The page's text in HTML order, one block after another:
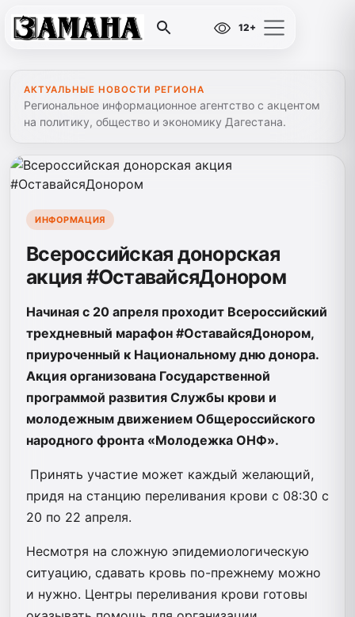
12+
АКТУАЛЬНЫЕ НОВОСТИ РЕГИОНА
Региональное информационное агентство с акцентом
на политику, общество и экономику Дагестана.
ИНФОРМАЦИЯ
Всероссийская донорская
акция #ОставайсяДонором
Начиная с 20 апреля проходит Всероссийский
трехдневный марафон #ОставайсяДонором,
приуроченный к Национальному дню донора.
Акция организована Государственной
программой развития Службы крови и
молодежным движением Общероссийского
народного фронта «Молодежка ОНФ».
Принять участие может каждый желающий,
придя на станцию переливания крови с 08:30 с
20 по 22 апреля.
Несмотря на сложную эпидемиологическую
ситуацию, сдавать кровь по-прежнему можно
и нужно. Центры переливания крови готовы